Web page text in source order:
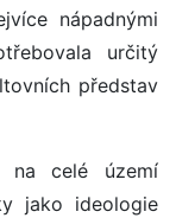
nápadnými
určitý
představ
na celé území
jako ideologie